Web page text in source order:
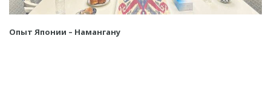
Опыт Японии – Намангану